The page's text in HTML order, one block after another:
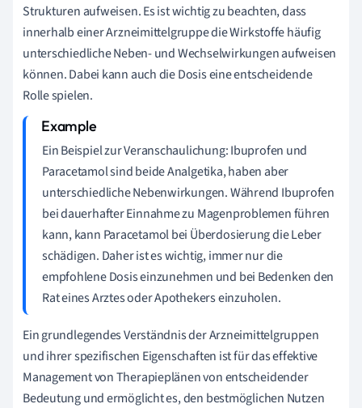
Strukturen aufweisen. Es ist wichtig zu beachten, dass
innerhalb einer Arzneimittelgruppe die Wirkstoffe häufig
unterschiedliche Neben- und Wechselwirkungen aufweisen
können. Dabei kann auch die Dosis eine entscheidende
Rolle spielen.
Ein Beispiel zur Veranschaulichung: Ibuprofen und
Paracetamol sind beide Analgetika, haben aber
unterschiedliche Nebenwirkungen. Während Ibuprofen
bei dauerhafter Einnahme zu Magenproblemen führen
kann, kann Paracetamol bei Überdosierung die Leber
schädigen. Daher ist es wichtig, immer nur die
empfohlene Dosis einzunehmen und bei Bedenken den
Rat eines Arztes oder Apothekers einzuholen.
Ein grundlegendes Verständnis der Arzneimittelgruppen
und ihrer spezifischen Eigenschaften ist für das effektive
Management von Therapieplänen von entscheidender
Bedeutung und ermöglicht es, den bestmöglichen Nutzen